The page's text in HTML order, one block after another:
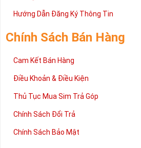
2 đang được rất nhiều khách hàng tin
cấp trong bài viết này sẽ giúp bạn hiểu rõ
mua sim số tại Sim Tiền Giang nhanh
Chúc quý khách tìm được chiếc
Hướng Dẫn Đăng Ký Thông Tin
Chính Sách Bán Hàng
Cam Kết Bán Hàng
Điều Khoản & Điều Kiện
Thủ Tục Mua Sim Trả Góp
Chính Sách Đổi Trả
Chính Sách Bảo Mật